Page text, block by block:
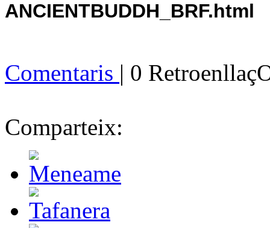
ANCIENTBUDDH_BRF.html
Comentaris | 0
Comparteix: